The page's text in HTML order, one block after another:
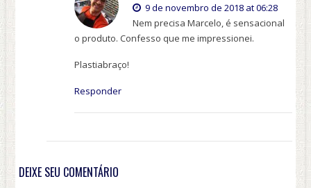
9 de novembro de 2018 at 06:28
Nem precisa Marcelo, é sensacional
o produto. Confesso que me impressionei.
Plastiabraço!
Responder
DEIXE SEU COMENTÁRIO